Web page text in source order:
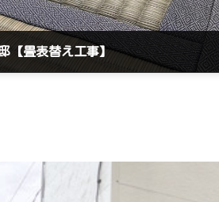
畳表替え工事】